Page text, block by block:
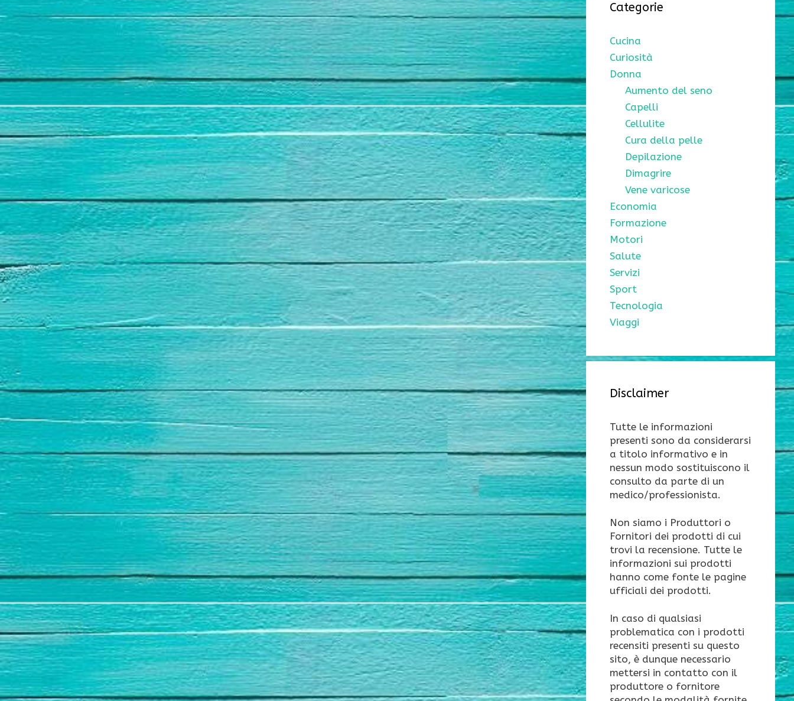
Categorie
Cucina
Curiosità
Donna
Aumento del seno
Capelli
Cellulite
Cura della pelle
Depilazione
Dimagrire
Vene varicose
Economia
Formazione
Motori
Salute
Servizi
Sport
Tecnologia
Viaggi
Disclaimer
Tutte le informazioni
presenti sono da considerarsi
a titolo informativo e in
nessun modo sostituiscono il
consulto da parte di un
medico/professionista.
Non siamo i Produttori o
Fornitori dei prodotti di cui
trovi la recensione. Tutte le
informazioni sui prodotti
hanno come fonte le pagine
ufficiali dei prodotti.
In caso di qualsiasi
problematica con i prodotti
recensiti presenti su questo
sito, è dunque necessario
mettersi in contatto con il
produttore o fornitore